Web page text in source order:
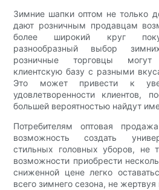
Зимние шапки оптом не только
дают розничным продавцам
более широкий круг
разнообразный выбор
розничные торговцы
клиентскую базу с разными
Это может привести к
удовлетворенности клиентов,
большей вероятностью найдут
Потребителям оптовая
возможность создать
стильных головных уборов, не
возможности приобрести
сниженной цене легко
всего зимнего сезона, не